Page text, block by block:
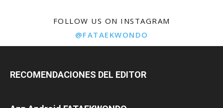
FOLLOW US ON INSTAGRAM
@FATAEKWONDO
RECOMENDACIONES DEL EDITOR